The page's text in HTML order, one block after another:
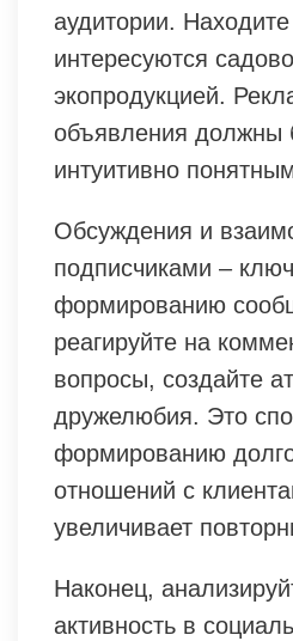
аудитории.
интересуются
экопродукцией.
объявления должны
интуитивно
Обсуждения и
подписчиками –
формированию
реагируйте на
вопросы, создайте
дружелюбия. Это
формированию
отношений с
увеличивает
Наконец,
активность в